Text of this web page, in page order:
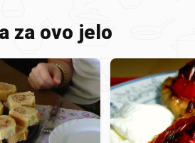
za ovo jelo